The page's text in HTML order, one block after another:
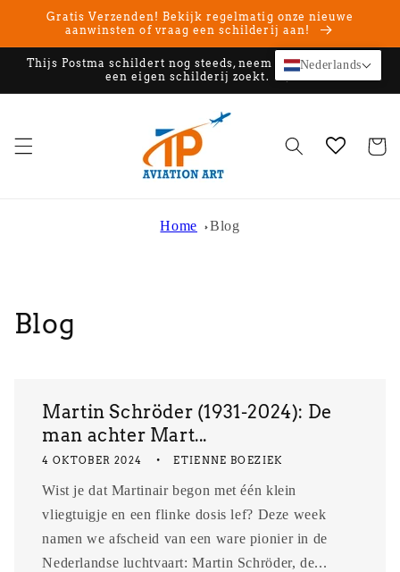
naar de
content
Gratis Verzenden! Bekijk regelmatig onze nieuwe
aanwinsten of vraag een schilderij aan!
Thijs Postma schildert nog steeds, neem contact op als u
een eigen schilderij zoekt.
Home Blog
Blog
Martin Schröder (1931-2024): De
man achter Mart...
4 OKTOBER 2024 ETIENNE BOEZIEK
Wist je dat Martinair begon met één klein
vliegtuigje en een flinke dosis lef? Deze week
namen we afscheid van een ware pionier in de
Nederlandse luchtvaart: Martin Schröder, de...
Nederlands